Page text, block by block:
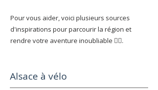
Pour vous aider, voici plusieurs sources
d'inspirations pour parcourir la région et
rendre votre aventure inoubliable 🚴‍♂️.
Alsace à vélo